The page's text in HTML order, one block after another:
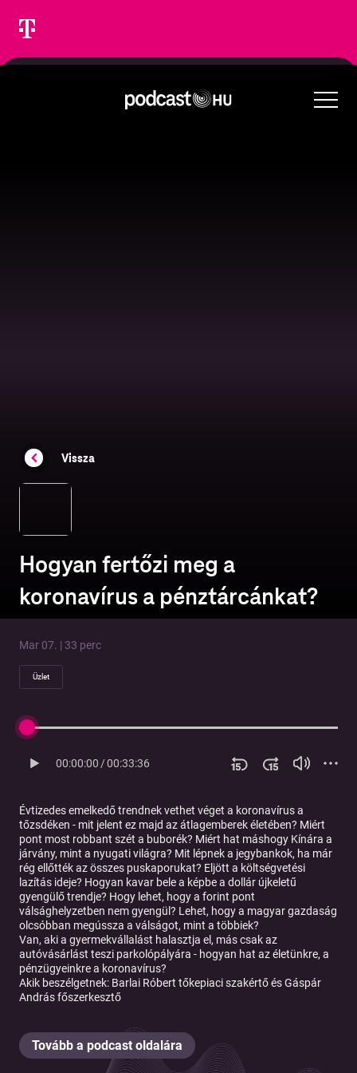
Vissza
Hogyan fertőzi meg a
koronavírus a pénztárcánkat?
Mar 07. | 33 perc
Üzlet
00:00:00/00:33:36
Évtizedes emelkedő trendnek vethet véget a koronavírus a
tőzsdéken - mit jelent ez majd az átlagemberek életében? Miért
pont most robbant szét a buborék? Miért hat máshogy Kínára a
járvány, mint a nyugati világra? Mit lépnek a jegybankok, ha már
rég ellőtték az összes puskaporukat? Eljött a költségvetési
lazítás ideje? Hogyan kavar bele a képbe a dollár újkeletű
gyengülő trendje? Hogy lehet, hogy a forint pont
válsághelyzetben nem gyengül? Lehet, hogy a magyar gazdaság
olcsóbban megússza a válságot, mint a többiek?
Van, aki a gyermekvállalást halasztja el, más csak az
autóvásárlást teszi parkolópályára - hogyan hat az életünkre, a
pénzügyeinkre a koronavírus?
Akik beszélgetnek: Barlai Róbert tőkepiaci szakértő és Gáspár
András főszerkesztő
Tovább a podcast oldalára